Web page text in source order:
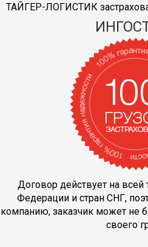
ТАЙГЕР-ЛОГИСТИК
Договор действует на всей
Федерации и стран СНГ,
компанию, заказчик может не
своего